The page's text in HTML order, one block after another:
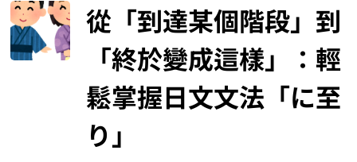
從「到達某個階段」到
「終於變成這樣」：輕
鬆掌握日文文法「に至
り」